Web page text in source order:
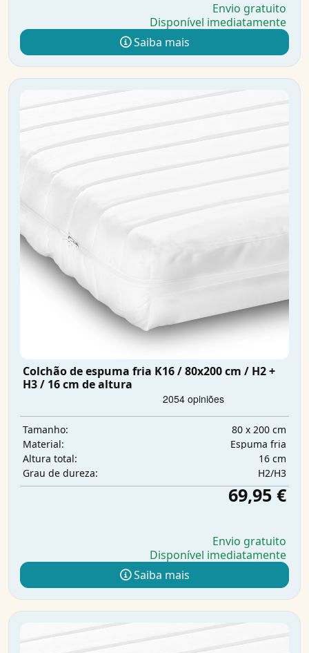
Envio gratuito
Disponível imediatamente
Saiba mais
Colchão de espuma fria K16 / 80x200 cm / H2 +
H3 / 16 cm de altura
Tamanho:
80 x 200 cm
Material:
Espuma fria
Altura total:
16 cm
Grau de dureza:
H2/H3
69,95 €
Envio gratuito
Disponível imediatamente
Saiba mais